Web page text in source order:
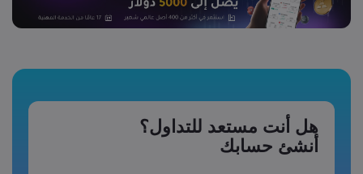
هل أنت مستعد للتداول؟
أنشئ حسابك